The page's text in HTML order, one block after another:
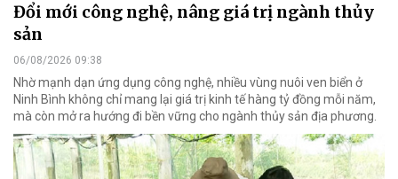
Đổi mới công nghệ, nâng giá trị ngành thủy
sản
06/08/2026 09:38
Nhờ mạnh dạn ứng dụng công nghệ, nhiều vùng nuôi ven biển ở
Ninh Bình không chỉ mang lại giá trị kinh tế hàng tỷ đồng mỗi năm,
mà còn mở ra hướng đi bền vững cho ngành thủy sản địa phương.